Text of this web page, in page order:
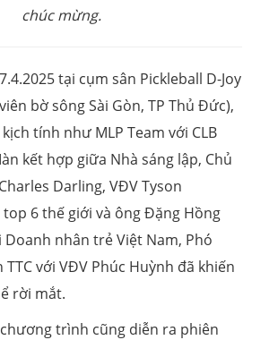
chúc mừng.
tại cụm sân Pickleball D-Joy
bờ sông Sài Gòn, TP Thủ Đức),
tính như MLP Team với CLB
kết hợp giữa Nhà sáng lập, Chủ
Darling, VĐV Tyson
6 thế giới và ông Đặng Hồng
Doanh nhân trẻ Việt Nam, Phó
TTC với VĐV Phúc Huỳnh đã khiến
rời mắt.
trình cũng diễn ra phiên